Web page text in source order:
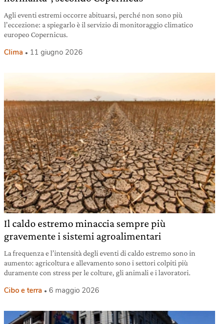
Agli eventi estremi occorre abituarsi, perché non sono più
l’eccezione: a spiegarlo è il servizio di monitoraggio climatico
europeo Copernicus.
Clima 11 giugno 2026
Il caldo estremo minaccia sempre più
gravemente i sistemi agroalimentari
La frequenza e l’intensità degli eventi di caldo estremo sono in
aumento: agricoltura e allevamento sono i settori colpiti più
duramente con stress per le colture, gli animali e i lavoratori.
Cibo e terra 6 maggio 2026